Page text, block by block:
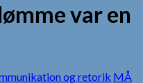
var en
og retorik MÅ